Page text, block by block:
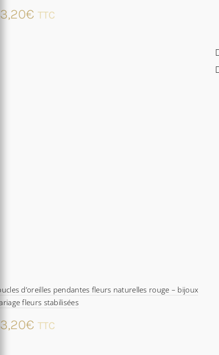
€ TTC
d’oreilles pendantes fleurs naturelles rouge – bijoux
fleurs stabilisées
€ TTC